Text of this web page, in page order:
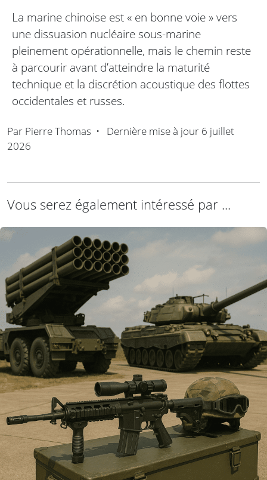
La marine chinoise est « en bonne voie » vers
une dissuasion nucléaire sous-marine
pleinement opérationnelle, mais le chemin reste
à parcourir avant d’atteindre la maturité
technique et la discrétion acoustique des flottes
occidentales et russes.
Par Pierre Thomas • Dernière mise à jour 6 juillet
2026
Vous serez également intéressé par ...